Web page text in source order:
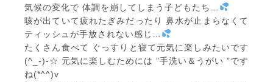
気候の変化で 体調を崩してしまう子どもたち…
咳が出ていて疲れたぎみだったり 鼻水が止まらなくて
ティッシュが手放されない感じ…
たくさん食べて ぐっすりと寝て元気に楽しみたいです
(^_-)-☆ 元気に楽しむためには ”手洗い＆うがい ”です
ね(*^^)v